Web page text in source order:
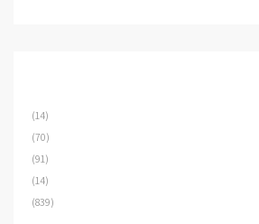
(14)
(70)
(91)
(14)
(839)